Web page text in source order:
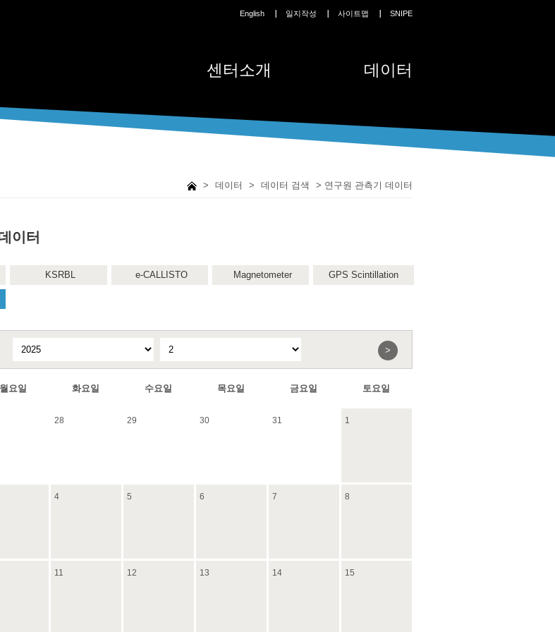
English 일지작성 사이트맵 SNIPE
센터소개 데이터
> 데이터 > 데이터 검색 > 연구원 관측기 데이터
이터
KSRBL e-CALLISTO Magnetometer GPS Scintillation
>
월요일 화요일 수요일 목요일 금요일 토요일
28 29 30 31 1
4 5 6 7 8
11 12 13 14 15